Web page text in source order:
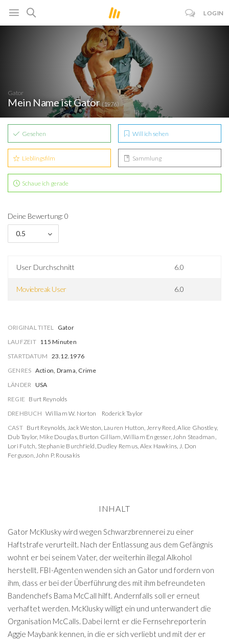
LOGIN
Gator
Mein Name ist Gator (1976)
Gesehen Will ich sehen
Lieblingsfilm Sammlung
Schaue ich gerade
Deine Bewertung: 0
0.5
User Durchschnitt 6.0
Moviebreak User 6.0
ORIGINAL TITEL Gator
LAUFZEIT 115 Minuten
STARTDATUM 23.12.1976
GENRES Action, Drama, Crime
LÄNDER USA
REGIE Burt Reynolds
DREHBUCH William W. Norton
Roderick Taylor
CAST Burt Reynolds, Jack Weston, Lauren Hutton, Jerry Reed,Alice Ghostley,
Dub Taylor, Mike Douglas, Burton Gilliam,William Engesser,John Steadman,
Lori Futch, Stephanie Burchfield, Dudley Remus, Alex Hawkins, J. Don
Ferguson,John P. Rousakis
INHALT
Gator McKlusky wird wegen Schwarzbrennerei zu einer
Haftstrafe verurteilt. Nach der Entlassung aus dem Gefängnis
wohnt er bei seinem Vater, der weiterhin illegal Alkohol
herstellt. FBI-Agenten wenden sich an Gator und fordern von
ihm, dass er bei der Überführung des mit ihm befreundeten
Bandenchefs Bama McCall hilft. Andernfalls soll er erneut
verhaftet werden. McKlusky willigt ein und unterwandert die
Organisation McCalls. Dabei lernt er die Fernsehreporterin
Aggie Maybank kennen, in die er sich verliebt und mit der er